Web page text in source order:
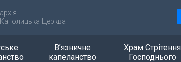
Церква
В’язничне
капеланство
Храм Стрітення
Господнього